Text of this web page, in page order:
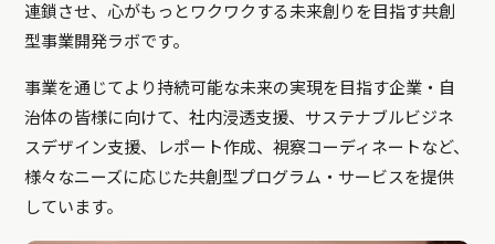
連鎖させ、心がもっとワクワクする未来創りを目指す共創
型事業開発ラボです。
事業を通じてより持続可能な未来の実現を目指す企業・自
治体の皆様に向けて、社内浸透支援、サステナブルビジネ
スデザイン支援、レポート作成、視察コーディネートなど、
様々なニーズに応じた共創型プログラム・サービスを提供
しています。